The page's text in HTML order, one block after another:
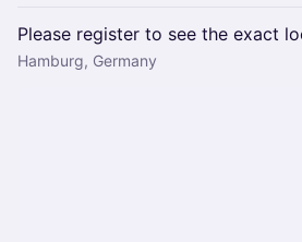
Please register to see the exact
Hamburg, Germany